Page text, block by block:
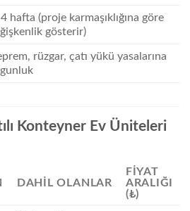
hafta (proje karmaşıklığına göre
gösterir)
rüzgar, çatı yükü yasalarına
Konteyner Ev Üniteleri
DAHIL OLANLAR
FIYAT
ARALIĞI
(₺)